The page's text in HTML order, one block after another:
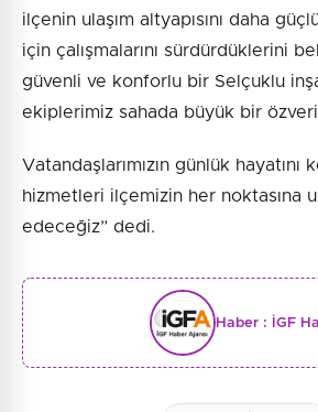
ilçenin ulaşım altyapısını daha
için çalışmalarını sürdürdüklerini
güvenli ve konforlu bir Selçuklu
ekiplerimiz sahada büyük bir
Vatandaşlarımızın günlük hayatını
hizmetleri ilçemizin her noktasına
edeceğiz” dedi.
Haber : İGF